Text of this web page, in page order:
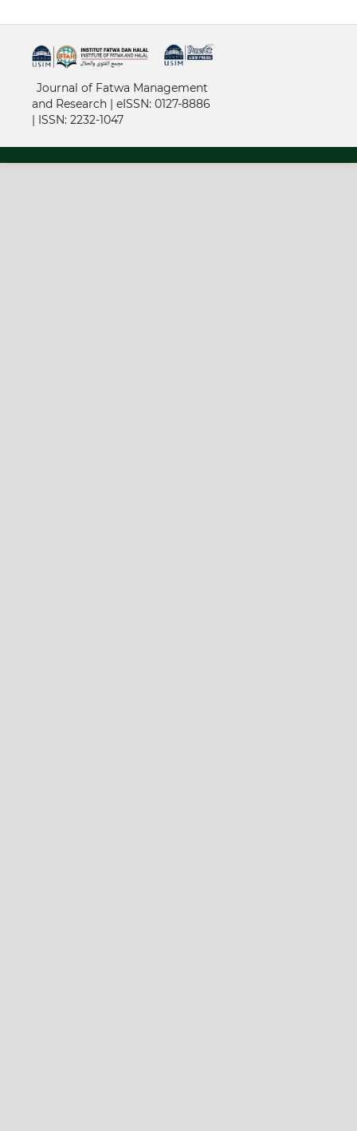
Journal of Fatwa Management
and Research | eISSN: 0127-8886
ISSN: 2232-1047